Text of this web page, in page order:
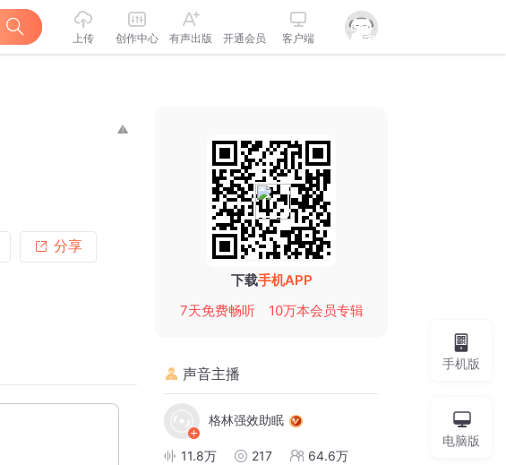
上传 创作中心 有声出版 开通会员 客户端
分享
下载手机APP
7天免费畅听
10万本会员专辑
声音主播
格林强效助眠
11.8万 217 64.6万
手机版
电脑版